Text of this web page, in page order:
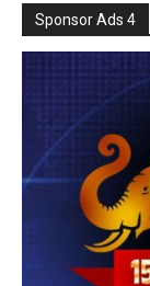
Sponsor Ads 4